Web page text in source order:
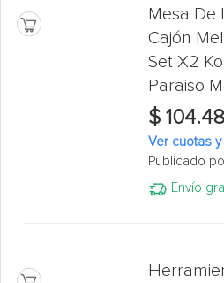
Mesa De
Cajón
Set X2
Paraiso
$
Ver cuotas
Publicado
Envío